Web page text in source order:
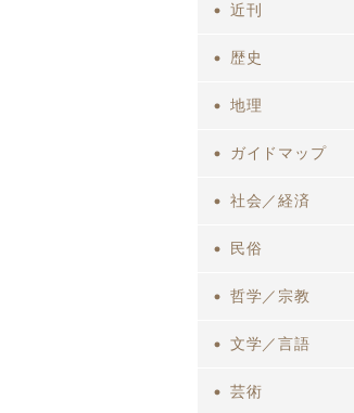
近刊
歴史
地理
ガイドマップ
社会／経済
民俗
哲学／宗教
文学／言語
芸術